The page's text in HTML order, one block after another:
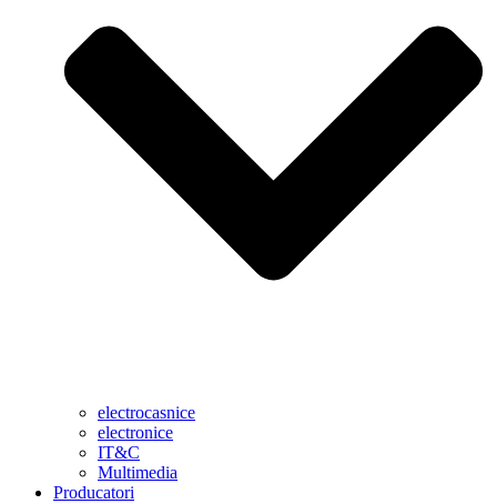
electrocasnice
electronice
IT&C
Multimedia
Producatori